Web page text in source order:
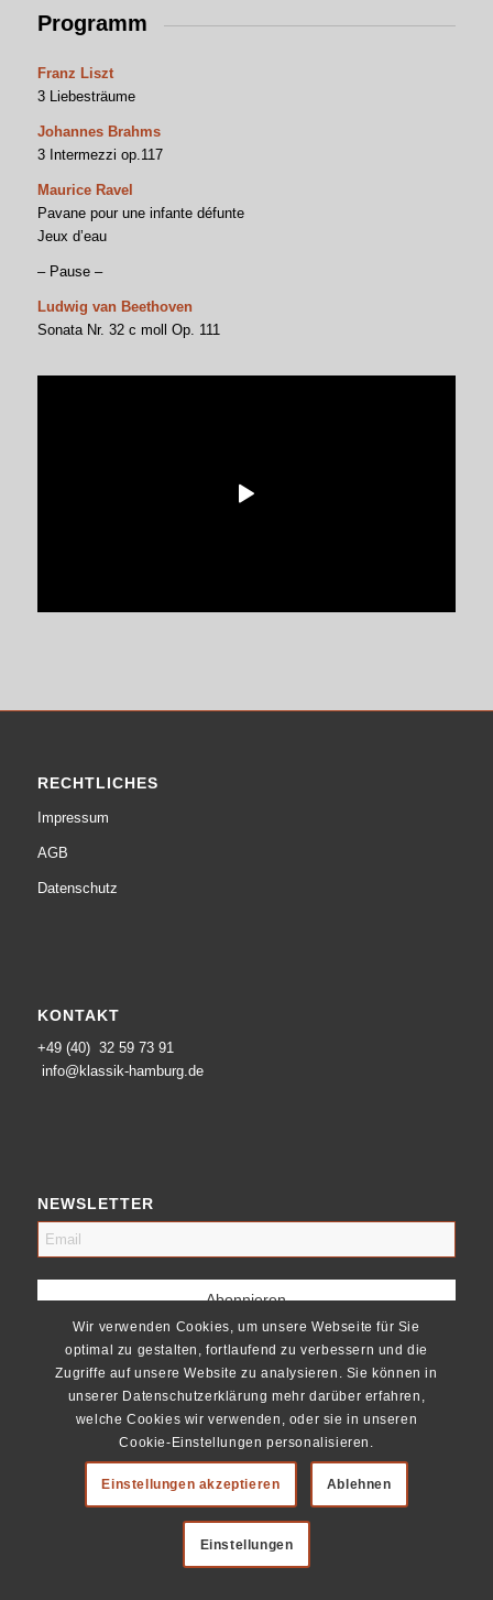
Programm
Franz Liszt
3 Liebesträume
Johannes Brahms
3 Intermezzi op.117
Maurice Ravel
Pavane pour une infante défunte
Jeux d’eau
– Pause –
Ludwig van Beethoven
Sonata Nr. 32 c moll Op. 111
RECHTLICHES
Impressum
AGB
Datenschutz
KONTAKT
+49 (40) 32 59 73 91
info@klassik-hamburg.de
NEWSLETTER
Wir verwenden Cookies, um unsere Webseite für Sie
optimal zu gestalten, fortlaufend zu verbessern und die
Zugriffe auf unsere Website zu analysieren. Sie können in
unserer Datenschutzerklärung mehr darüber erfahren,
welche Cookies wir verwenden, oder sie in unseren
Cookie-Einstellungen personalisieren.
Einstellungen akzeptieren Ablehnen
Einstellungen